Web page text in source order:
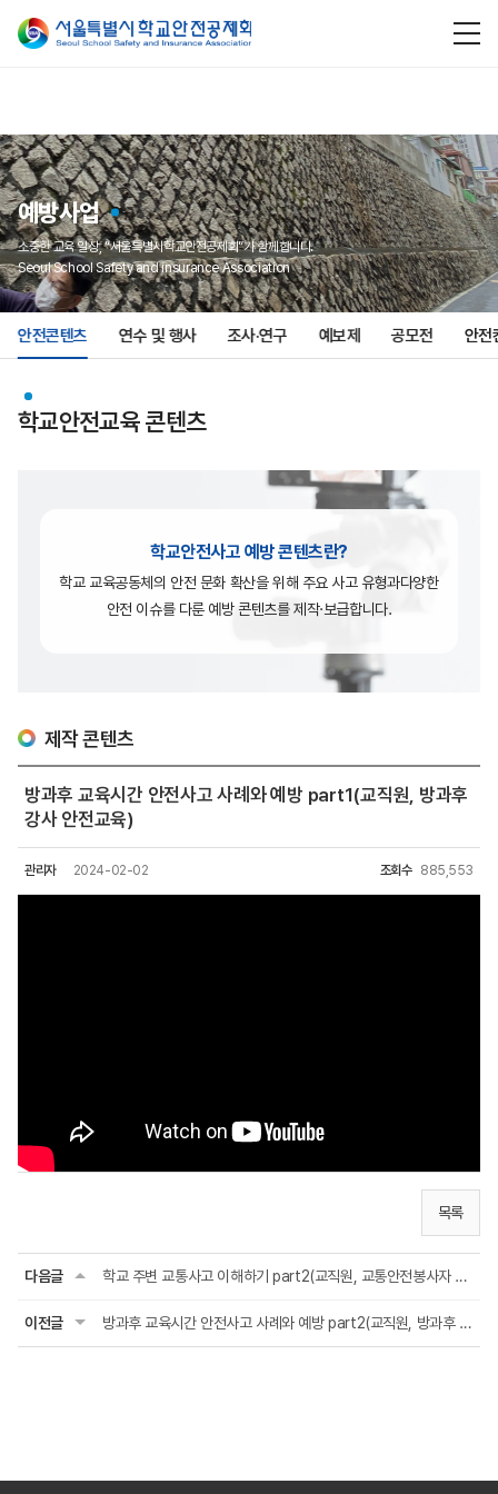
예방사업
소중한 교육 일상, “서울특별시학교안전공제회”가 함께합니다.
Seoul School Safety and insurance Association
안전콘텐츠 연수 및 행사 조사·연구 예보제 공모전 안전
학교안전교육 콘텐츠
학교안전사고 예방 콘텐츠란?
학교 교육공동체의 안전 문화 확산을 위해 주요 사고 유형과다양한
안전 이슈를 다룬 예방 콘텐츠를 제작·보급합니다.
제작 콘텐츠
방과후 교육시간 안전사고 사례와 예방 part1(교직원, 방과후
강사 안전교육)
관리자 2024-02-02 조회수 885,553
목록
다음글 학교 주변 교통사고 이해하기 part2(교직원, 교통안전봉사자 안전교육)
이전글 방과후 교육시간 안전사고 사례와 예방 part2(교직원, 방과후 강사 안전교육)